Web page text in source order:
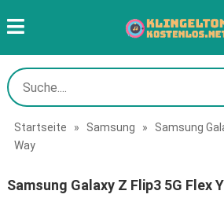
Startseite » Samsung »
Samsung
Way
Samsung Galaxy Z Flip3 5G Flex